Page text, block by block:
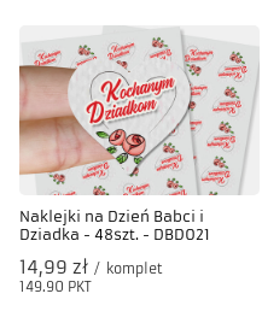
Naklejki na Dzień Babci i
Dziadka - 48szt. - DBD021
14,99 zł / komplet
149.90 PKT